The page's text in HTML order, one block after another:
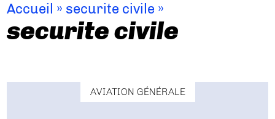
Accueil » securite civile »
securite civile
AVIATION GÉNÉRALE